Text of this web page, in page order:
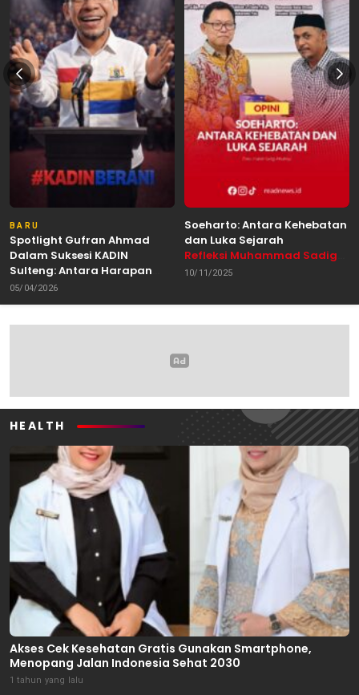
BARU
Spotlight Gufran Ahmad
Dalam Suksesi KADIN
Sulteng: Antara Harapan
dan Kebutuhan Perubahan
Oleh: Anshar Munir
05/04/2026
Soeharto: Antara Kehebatan
dan Luka Sejarah
Refleksi Muhammad Sadig
Alhabsyie, Akademisi UIN
Pemerhati Gerakan
10/11/2025
HEALTH
Akses Cek Kesehatan Gratis Gunakan Smartphone,
Menopang Jalan Indonesia Sehat 2030
1 tahun yang lalu